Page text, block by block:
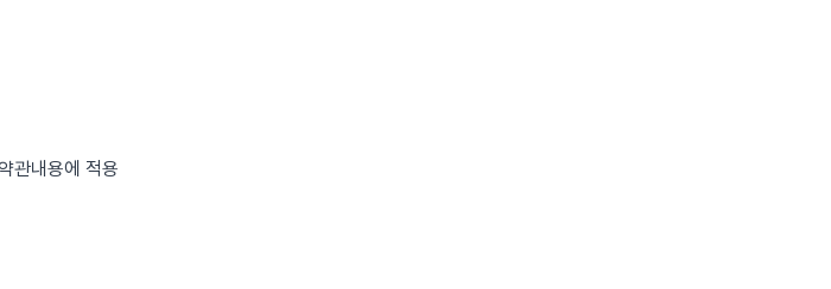
관내용에 적용